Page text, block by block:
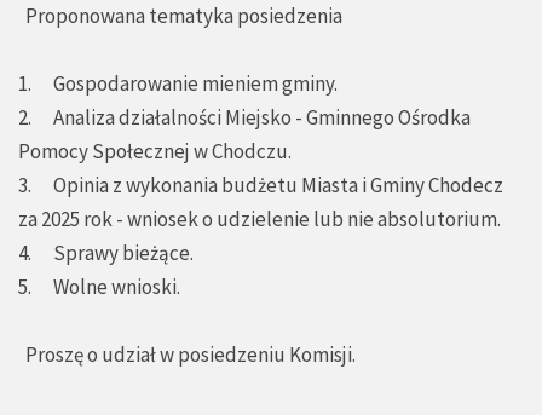
Proponowana tematyka posiedzenia
1. Gospodarowanie mieniem gminy.
2. Analiza działalności Miejsko - Gminnego Ośrodka
Pomocy Społecznej w Chodczu.
3. Opinia z wykonania budżetu Miasta i Gminy Chodecz
za 2025 rok - wniosek o udzielenie lub nie absolutorium.
4. Sprawy bieżące.
5. Wolne wnioski.
Proszę o udział w posiedzeniu Komisji.